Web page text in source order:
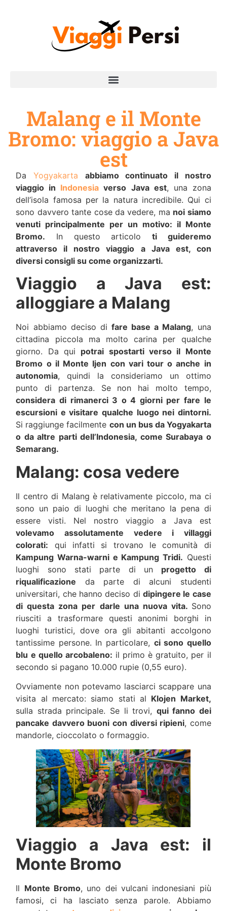
Malang e il Monte
Bromo: viaggio a Java
est
DaYogyakarta
abbiamo continuato il nostro
viaggio in Indonesia verso Java est, una zona
dell’isola famosa per la natura incredibile. Qui ci
sono davvero tante cose da vedere, ma noi siamo
venuti principalmente per un motivo: il Monte
Bromo. In questo articolo ti guideremo
attraverso il nostro viaggio a Java est, con
diversi consigli su come organizzarti.
Viaggio a Java est:
alloggiare a Malang
Noi abbiamo deciso di fare base a Malang, una
cittadina piccola ma molto carina per qualche
giorno. Da qui potrai spostarti verso il Monte
Bromo o il Monte Ijen con vari tour o anche in
autonomia, quindi la consideriamo un ottimo
punto di partenza. Se non hai molto tempo,
considera di rimanerci 3 o 4 giorni per fare le
escursioni e visitare qualche luogo nei dintorni.
Si raggiunge facilmente con un bus da Yogyakarta
o da altre parti dell’Indonesia, come Surabaya o
Semarang.
Malang: cosa vedere
Il centro di Malang è relativamente piccolo, ma ci
sono un paio di luoghi che meritano la pena di
essere visti. Nel nostro viaggio a Java est
volevamo assolutamente vedere i villaggi
colorati: qui infatti si trovano le comunità di
Kampung Warna-warni e Kampung Tridi. Questi
luoghi sono stati parte di un progetto di
riqualificazione da parte di alcuni studenti
universitari, che hanno deciso di dipingere le case
di questa zona per darle una nuova vita. Sono
riusciti a trasformare questi anonimi borghi in
luoghi turistici, dove ora gli abitanti accolgono
tantissime persone. In particolare, ci sono quello
blu e quello arcobaleno: il primo è gratuito, per il
secondo si pagano 10.000 rupie (0,55 euro).
Ovviamente non potevamo lasciarci scappare una
visita al mercato: siamo stati al Klojen Market,
sulla strada principale. Se li trovi, qui fanno dei
pancake davvero buoni con diversi ripieni, come
mandorle, cioccolato o formaggio.
Viaggio a Java est: il
Monte Bromo
Il Monte Bromo, uno dei vulcani indonesiani più
famosi, ci ha lasciato senza parole. Abbiamo